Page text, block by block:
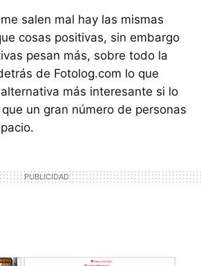
salen mal hay las mismas
cosas positivas, sin embargo
pesan más, sobre todo la
de Fotolog.com lo que
más interesante si lo
un gran número de personas